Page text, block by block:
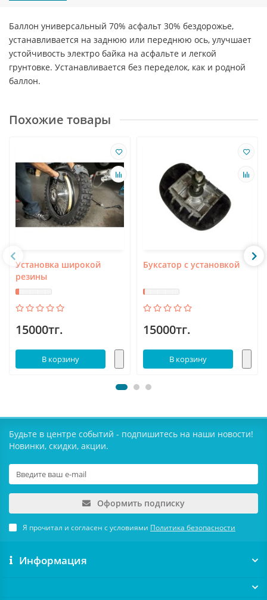
Баллон универсальный 70% асфальт 30% бездорожье,
устанавливается на заднюю или переднюю ось, улучшает
устойчивость электро байка на асфальте и легкой
грунтовке. Устанавливается без переделок, как и родной
баллон.
Похожие товары
Установка широкой
резины
15000тг.
В корзину
Буксатор с установкой
15000тг.
В корзину
Будьте в центре событий - подпишитесь на наши новости!
Новинки, скидки, акции.
Оформить подписку
Я прочитал и согласен с условиями Политика безопасности
Информация